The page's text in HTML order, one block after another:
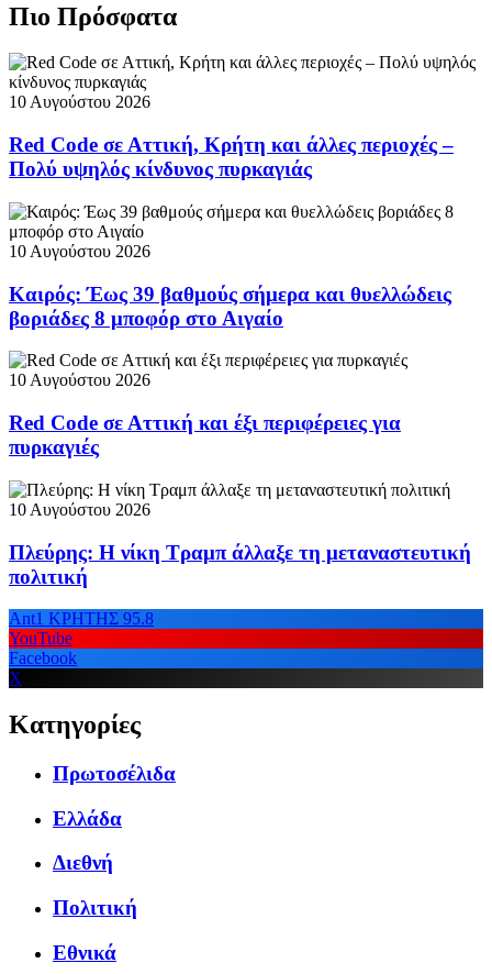
Πιο Πρόσφατα
10 Αυγούστου 2026
Red Code σε Αττική, Κρήτη και άλλες περιοχές –
Πολύ υψηλός κίνδυνος πυρκαγιάς
10 Αυγούστου 2026
Καιρός: Έως 39 βαθμούς σήμερα και θυελλώδεις
βοριάδες 8 μποφόρ στο Αιγαίο
10 Αυγούστου 2026
Red Code σε Αττική και έξι περιφέρειες για
πυρκαγιές
10 Αυγούστου 2026
Πλεύρης: Η νίκη Τραμπ άλλαξε τη μεταναστευτική
πολιτική
Ant1 ΚΡΗΤΗΣ 95.8
YouTube
Facebook
X
Κατηγορίες
Πρωτοσέλιδα
Ελλάδα
Διεθνή
Πολιτική
Εθνικά